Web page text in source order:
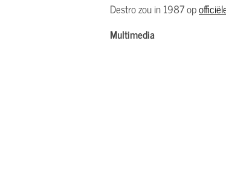
Destro zou in 1987 op
Multimedia